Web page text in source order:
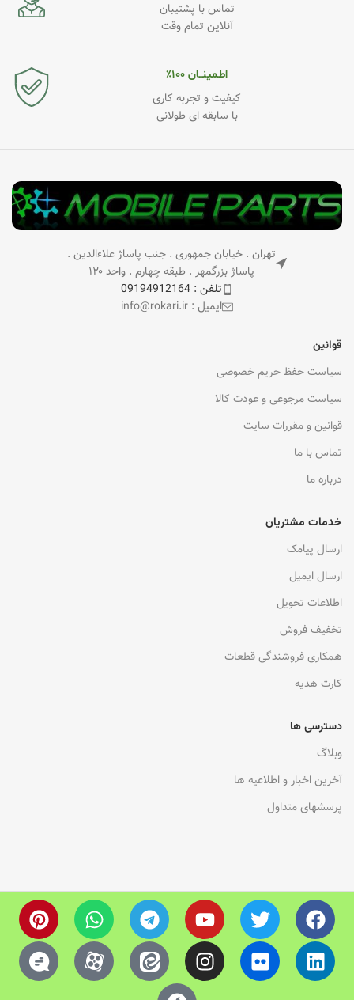
تماس با پشتیبان
آنلاین تمام وقت
اطـمینــان ۱۰۰٪
کیفیت و تجربه کاری
با سابقه ای طولانی
تهران . خیابان جمهوری . جنب پاساژ علاءالدین .
پاساژ بزرگمهر . طبقه چهارم . واحد ۱۲۰
تلفن : 09194912164
ایمیل : info@rokari.ir
قوانین
سیاست حفظ حریم خصوصی
سیاست مرجوعی و عودت کالا
قوانین و مقررات سایت
تماس با ما
درباره ما
خدمات مشتریان
ارسال پیامک
ارسال ایمیل
اطلاعات تحویل
تخفیف فروش
همکاری فروشندگی قطعات
کارت هدیه
دسترسی ها
وبلاگ
آخرین اخبار و اطلاعیه ها
پرسشهای متداول